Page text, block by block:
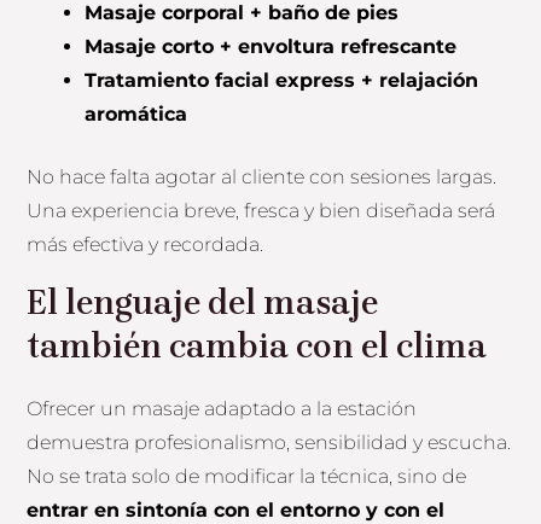
Masaje corporal + baño de pies
Masaje corto + envoltura refrescante
Tratamiento facial express + relajación
aromática
No hace falta agotar al cliente con sesiones largas.
Una experiencia breve, fresca y bien diseñada será
más efectiva y recordada.
El lenguaje del masaje
también cambia con el clima
Ofrecer un masaje adaptado a la estación
demuestra profesionalismo, sensibilidad y escucha.
No se trata solo de modificar la técnica, sino de
entrar en sintonía con el entorno y con el